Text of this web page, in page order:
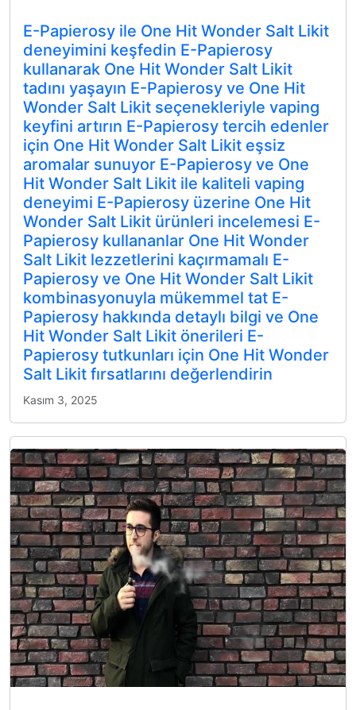
E-Papierosy ile One Hit Wonder Salt Likit
deneyimini keşfedin E-Papierosy
kullanarak One Hit Wonder Salt Likit
tadını yaşayın E-Papierosy ve One Hit
Wonder Salt Likit seçenekleriyle vaping
keyfini artırın E-Papierosy tercih edenler
için One Hit Wonder Salt Likit eşsiz
aromalar sunuyor E-Papierosy ve One
Hit Wonder Salt Likit ile kaliteli vaping
deneyimi E-Papierosy üzerine One Hit
Wonder Salt Likit ürünleri incelemesi E-
Papierosy kullananlar One Hit Wonder
Salt Likit lezzetlerini kaçırmamalı E-
Papierosy ve One Hit Wonder Salt Likit
kombinasyonuyla mükemmel tat E-
Papierosy hakkında detaylı bilgi ve One
Hit Wonder Salt Likit önerileri E-
Papierosy tutkunları için One Hit Wonder
Salt Likit fırsatlarını değerlendirin
Kasım 3, 2025